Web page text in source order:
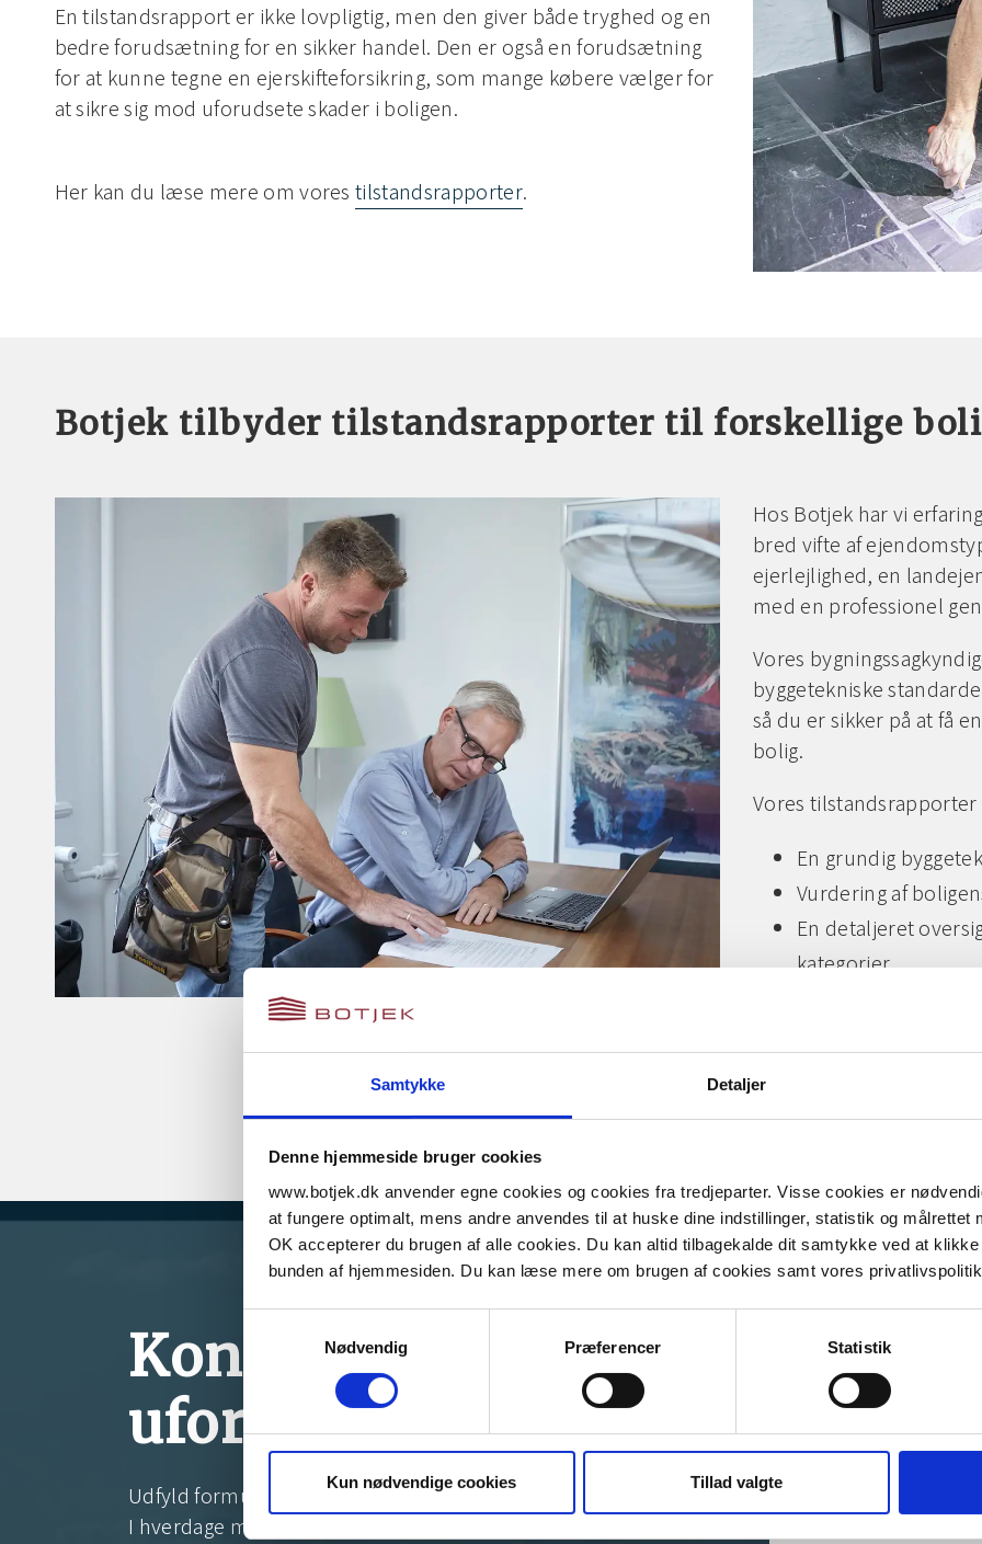
Samtykke Detaljer
Denne hjemmeside bruger cookies
www.botjek.dk anvender egne cookies og cookies fra tredjeparter. Visse cookies er
at fungere optimalt, mens andre anvendes til at huske dine indstillinger, statistik og målrettet
OK accepterer du brugen af alle cookies. Du kan altid tilbagekalde dit samtykke ved at
bunden af hjemmesiden. Du kan læse mere om brugen af cookies samt vores privatlivspolitik
Nødvendig
Præferencer Statistik
Kun nødvendige cookies Tillad valgte
En tilstandsrapport er ikke lovpligtig, men den giver både tryghed og en
bedre forudsætning for en sikker handel. Den er også en forudsætning
for at kunne tegne en ejerskifteforsikring, som mange købere vælger for
at sikre sig mod uforudsete skader i boligen.
Her kan du læse mere om vorestilstandsrapporter.
Botjek tilbyder tilstandsrapporter til forskellige
Hos Botjek har vi
bred vifte af
ejerlejlighed, en
med en professionel
Vores
byggetekniske
så du er sikker på at få
bolig.
Vores
En grundig
Vurdering af
En detaljeret
kategorier
Dokumentation,
Vores erfarne
og står klar til at
Kontakt os for en
uforpligtende snak
Udfyld formularen, så kontakter vi dig hurtigst muligt.
I hverdage mellem kl. 9-15 eller inden for 24 timer.
Få et
Tilstandsrapport
Vælg et produkt du vil
+ Tilføj